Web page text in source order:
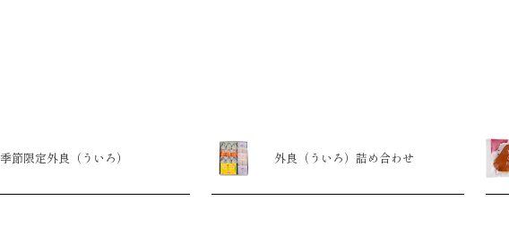
季節限定外良（ういろ） 外良（ういろ）詰め合わせ